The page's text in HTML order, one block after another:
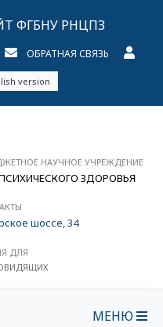
ФГБНУ РНЦПЗ
ОБРАТНАЯ СВЯЗЬ
version
НАУЧНОЕ УЧРЕЖДЕНИЕ
ЗДОРОВЬЯ
шоссе, 34
ДЛЯ
МЕНЮ